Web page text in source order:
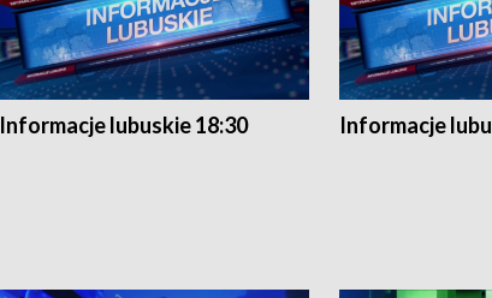
Informacje lubuskie 18:30 Informacje